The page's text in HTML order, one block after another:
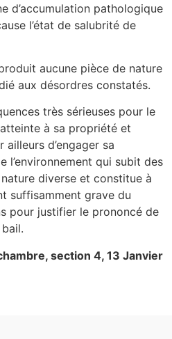
d’accumulation pathologique
l’état de salubrité de
aucune pièce de nature
aux désordres constatés.
très sérieuses pour le
à sa propriété et
ailleurs d’engager sa
l’environnement qui subit des
diverse et constitue à
suffisamment grave du
pour justifier le prononcé de
section 4, 13 Janvier